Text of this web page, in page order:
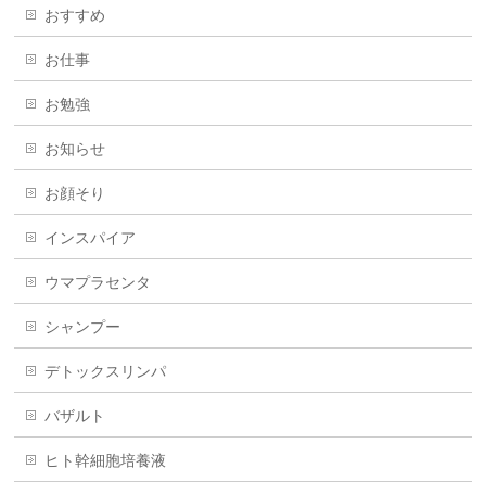
おすすめ
お仕事
お勉強
お知らせ
お顔そり
インスパイア
ウマプラセンタ
シャンプー
デトックスリンパ
バザルト
ヒト幹細胞培養液